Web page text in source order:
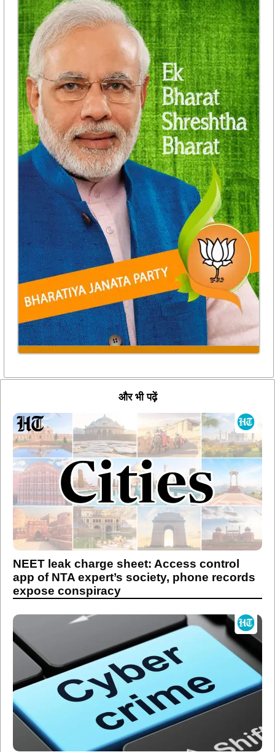
और भी पढ़ें
NEET leak charge sheet: Access control
app of NTA expert’s society, phone records
expose conspiracy